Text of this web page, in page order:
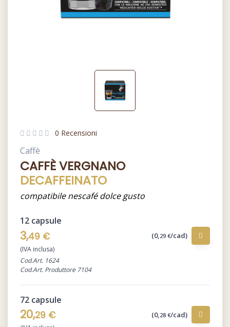
0 Recensioni
Caffè
CAFFÈ VERGNANO
DECAFFEINATO
compatibile nescafé dolce gusto
12 capsule
3,49 € (0,29 €/cad)
(IVA inclusa)
Cod.Art. 1624
Cod.Art. Produttore 7104
72 capsule
20,29 € (0,28 €/cad)